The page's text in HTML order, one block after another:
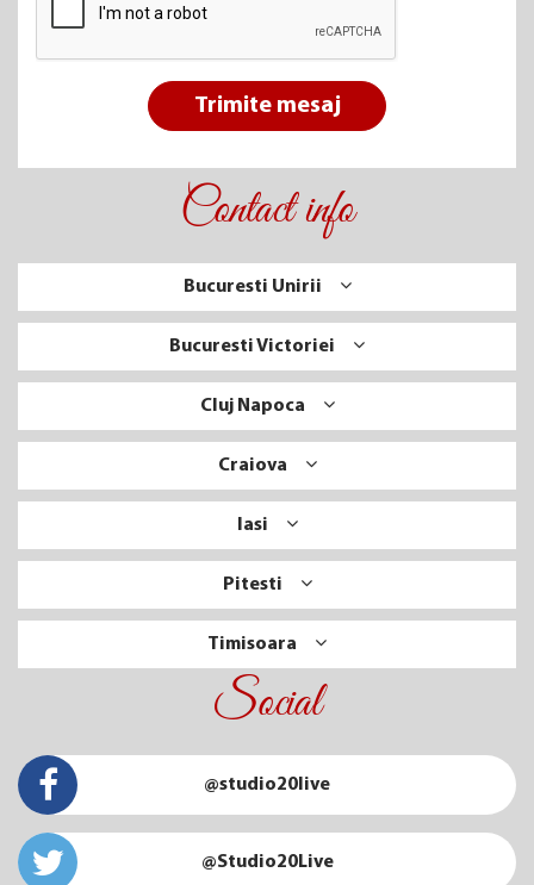
Trimite mesaj
Contact info
Bucuresti Unirii
Bucuresti Victoriei
Cluj Napoca
Craiova
Iasi
Pitesti
Timisoara
Social
@studio20live
@Studio20Live